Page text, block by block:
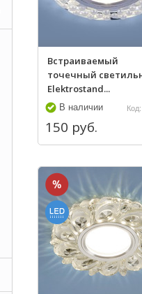
Встраиваемый
точечный
Elektrostand...
В наличии
150 руб.